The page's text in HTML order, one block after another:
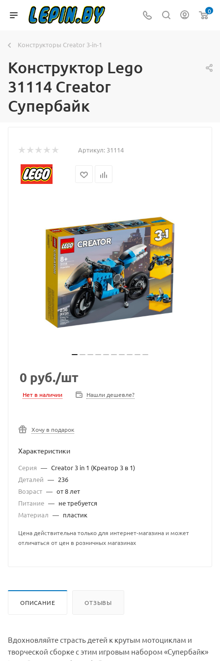
0
Конструкторы Creator 3-in-1
Конструктор Lego
31114 Creator
Супербайк
Артикул: 31114
0 руб./шт
Нет в наличии Нашли дешевле?
Хочу в подарок
Характеристики
Серия — Creator 3 in 1 (Креатор 3 в 1)
Деталей — 236
Возраст — от 8 лет
Питание — не требуется
Материал — пластик
Цена действительна только для интернет-магазина и может
отличаться от цен в розничных магазинах
ОПИСАНИЕ ОТЗЫВЫ
Вдохновляйте страсть детей к крутым мотоциклам и
творческой сборке с этим игровым набором «Супербайк»